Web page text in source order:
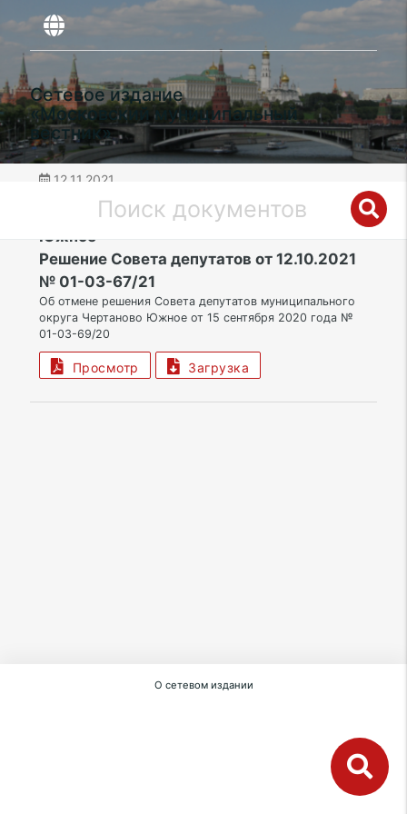
Сетевое издание
«Московский муниципальный
вестник»
12.11.2021
ЮАО | Муниципальный округ Чертаново
Южное
Решение Совета депутатов от 12.10.2021
№ 01-03-67/21
Об отмене решения Совета депутатов муниципального
округа Чертаново Южное от 15 сентября 2020 года №
01-03-69/20
Просмотр Загрузка
О сетевом издании